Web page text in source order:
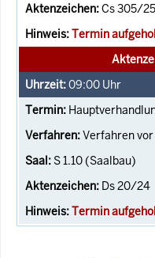
Cs 305/25
Termin
09:00 Uhr
Verfahren
S 1.10 (Saalbau)
Ds 20/24
Termin